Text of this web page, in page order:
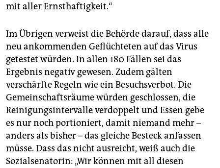
mit aller Ernsthaftigkeit.“
Im Übrigen verweist die Behörde darauf, dass alle
neu ankommenden Geflüchteten auf das Virus
getestet würden. In allen 180 Fällen sei das
Ergebnis negativ gewesen. Zudem gälten
verschärfte Regeln wie ein Besuchsverbot. Die
Gemeinschaftsräume würden geschlossen, die
Reinigungsintervalle verdoppelt und Essen gebe
es nur noch portioniert, damit niemand mehr –
anders als bisher – das gleiche Besteck anfassen
müsse. Dass das nicht ausreicht, weiß auch die
Sozialsenatorin: „Wir können mit all diesen